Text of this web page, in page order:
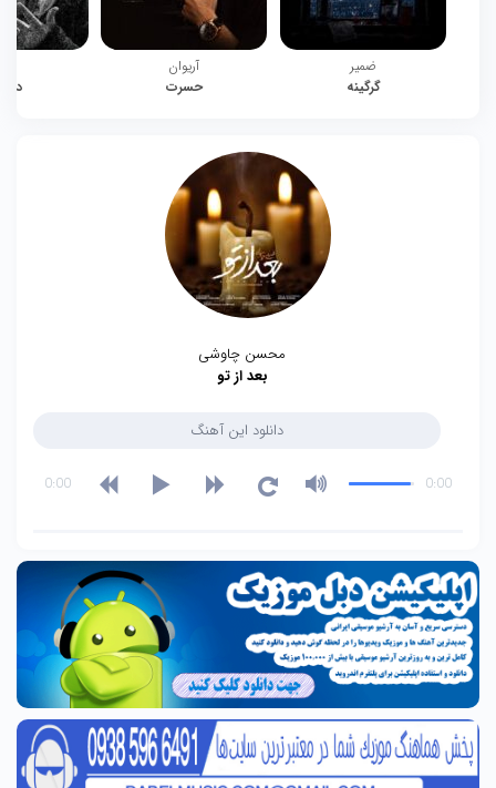
ضمیر
گرگینه
آریوان
حسرت
محسن چاوشی
بعد از تو
دانلود این آهنگ
0:00
0:00